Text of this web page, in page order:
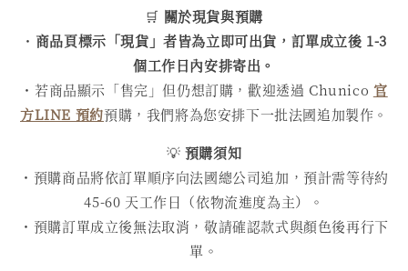
🛒 關於現貨與預購
・ 商品頁標示「現貨」者皆為立即可出貨，訂單成立後 1-3
個工作日內安排寄出。
・若商品顯示「售完」但仍想訂購，歡迎透過 Chunico 官
方LINE 預約預購，我們將為您安排下一批法國追加製作。
💡 預購須知
・預購商品將依訂單順序向法國總公司追加，預計需等待約
45-60 天工作日（依物流進度為主）。
・預購訂單成立後無法取消，敬請確認款式與顏色後再行下
單。